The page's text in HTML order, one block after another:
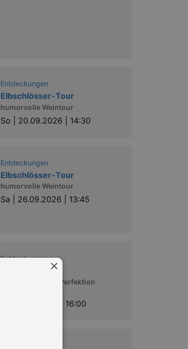
Entdeckungen
Elbschlösser-Tour
humorvolle Weintour
So | 20.09.2026 | 14:30
Entdeckungen
Elbschlösser-Tour
humorvolle Weintour
Sa | 26.09.2026 | 13:45
Entdeckungen
Meisterstücke in Perfektion
02.10.2026 | 16:00
×